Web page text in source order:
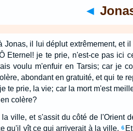
◄
Jonas, il lui déplut extrêmement, et
Eternel! je te prie, n'est-ce pas ici
voulu m'enfuir en Tarsis; car je
abondant en gratuité, et qui te
te prie, la vie; car la mort m'est
colère?
la ville, et s'assit du côté de l'Orient
qu'il vît ce qui arriverait à la ville. 6